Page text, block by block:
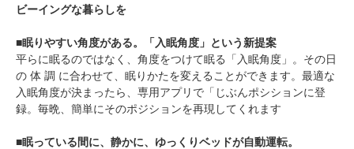
ビーイングな暮らしを
■眠りやすい角度がある。「入眠角度」という新提案
平らに眠るのではなく、角度をつけて眠る「入眠角度」。その日
の 体 調 に合わせて、眠りかたを変えることができます。最適な
入眠角度が決まったら、専用アプリで「じぶんポシションに登
録。毎晩、簡単にそのポジションを再現してくれます
■眠っている間に、静かに、ゆっくりベッドが自動運転。